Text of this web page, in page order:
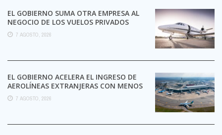
EL GOBIERNO SUMA OTRA EMPRESA AL
NEGOCIO DE LOS VUELOS PRIVADOS
7 AGOSTO, 2026
EL GOBIERNO ACELERA EL INGRESO DE
AEROLÍNEAS EXTRANJERAS CON MENOS
TRÁMITES
7 AGOSTO, 2026